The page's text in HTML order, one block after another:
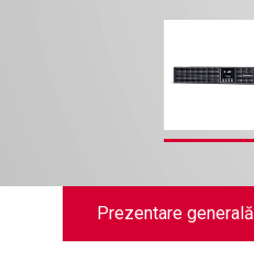
Prezentare generală